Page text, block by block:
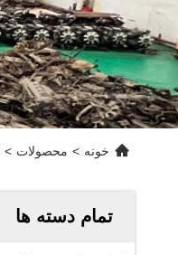
خونه > محصولات >
تمام دسته ها